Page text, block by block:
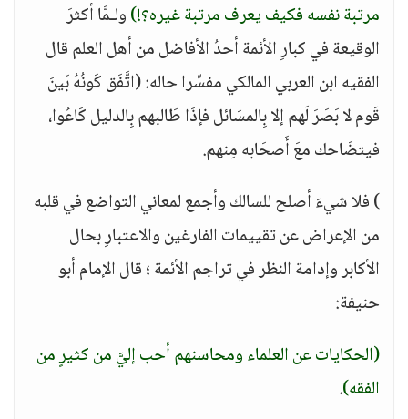
مرتبة نفسه فكيف يعرف مرتبة غيره؟!)ولـمَّا أكثرَ
الوقيعة في كبارِ الأئمة أحدُ الأفاضل من أهل العلم قال
الفقيه ابن العربي المالكي مفسِّرا حاله: (اتَّفَق كَونُهُ بَينَ
قَوم لا بَصَرَ لَهم إلا بِالمسَائل فإذَا طَالبهم بِالدليل كَاعُوا،
فيتضَاحك معَ أَصحَابه مِنهم.
) فلا شيءَ أصلح للسالك وأجمع لمعاني التواضع في قلبه
من الإعراض عن تقييمات الفارغين والاعتبارِ بحال
الأكابر وإدامة النظر في تراجم الأئمة ؛ قال الإمام أبو
حنيفة:
(الحكايات عن العلماء ومحاسنهم أحب إليَّ من كثيرٍ من
الفقه).